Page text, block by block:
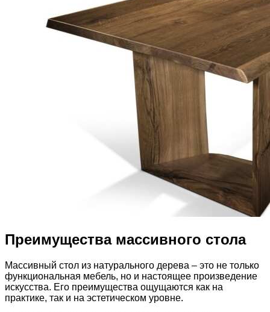
Преимущества массивного стола
Массивный стол из натурального дерева – это не только
функциональная мебель, но и настоящее произведение
искусства. Его преимущества ощущаются как на
практике, так и на эстетическом уровне.